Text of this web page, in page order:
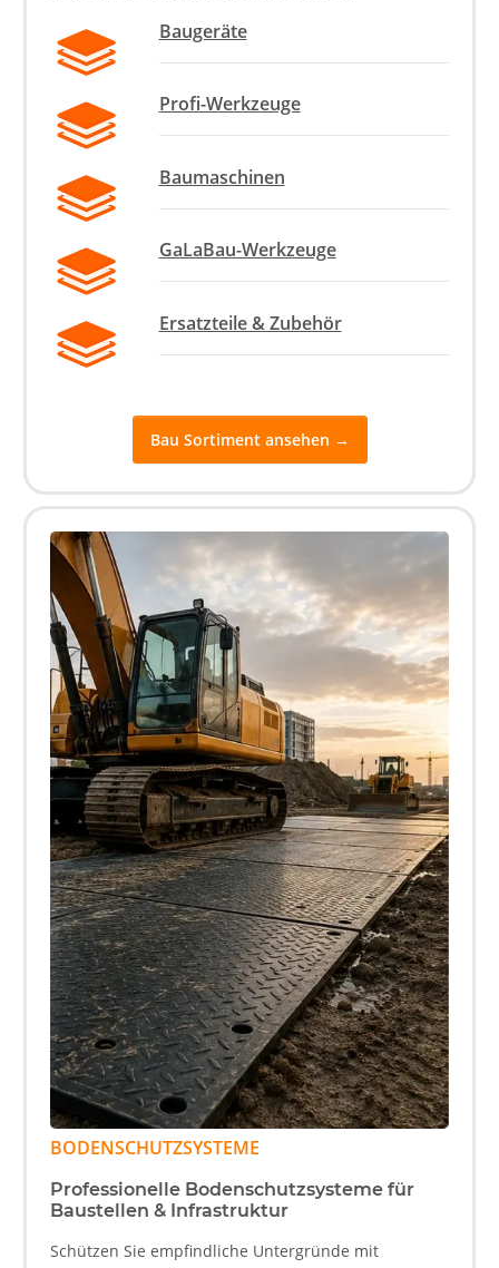
Baugeräte
Profi-Werkzeuge
Baumaschinen
GaLaBau-Werkzeuge
Ersatzteile & Zubehör
Bau Sortiment ansehen →
BODENSCHUTZSYSTEME
Professionelle Bodenschutzsysteme für
Baustellen & Infrastruktur
Schützen Sie empfindliche Untergründe mit